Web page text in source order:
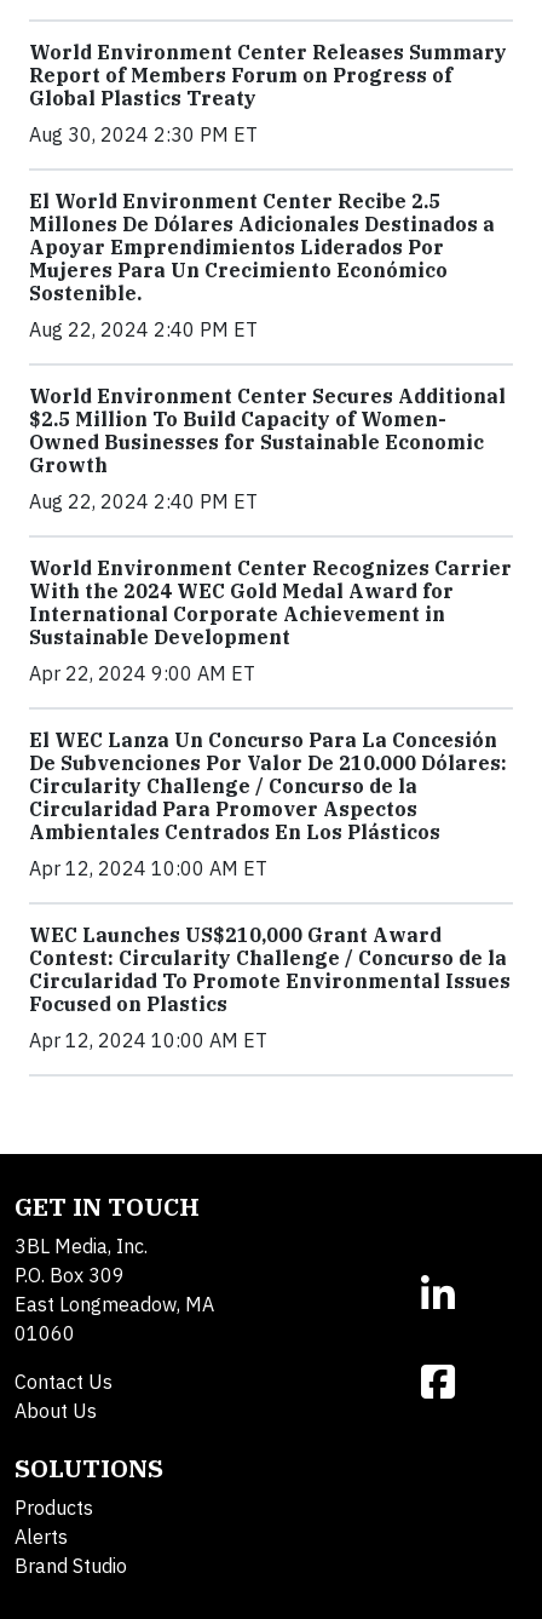
World Environment Center Releases Summary
Report of Members Forum on Progress of
Global Plastics Treaty
Aug 30, 2024 2:30 PM ET
El World Environment Center Recibe 2.5
Millones De Dólares Adicionales Destinados a
Apoyar Emprendimientos Liderados Por
Mujeres Para Un Crecimiento Económico
Sostenible.
Aug 22, 2024 2:40 PM ET
World Environment Center Secures Additional
$2.5 Million To Build Capacity of Women-
Owned Businesses for Sustainable Economic
Growth
Aug 22, 2024 2:40 PM ET
World Environment Center Recognizes Carrier
With the 2024 WEC Gold Medal Award for
International Corporate Achievement in
Sustainable Development
Apr 22, 2024 9:00 AM ET
El WEC Lanza Un Concurso Para La Concesión
De Subvenciones Por Valor De 210.000 Dólares:
Circularity Challenge / Concurso de la
Circularidad Para Promover Aspectos
Ambientales Centrados En Los Plásticos
Apr 12, 2024 10:00 AM ET
WEC Launches US$210,000 Grant Award
Contest: Circularity Challenge / Concurso de la
Circularidad To Promote Environmental Issues
Focused on Plastics
Apr 12, 2024 10:00 AM ET
GET IN TOUCH
3BL Media, Inc.
P.O. Box 309
East Longmeadow, MA
01060
Contact Us
About Us
SOLUTIONS
Products
Alerts
Brand Studio